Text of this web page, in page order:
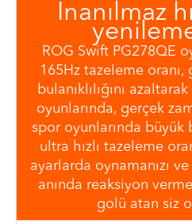
İnanılmaz
ROG Swift PG278QE
165Hz tazeleme
bulanıklılığını
oyunlarında, gerçek
spor oyunlarında büyük
ultra hızlı tazeleme
ayarlarda oynamanızı
anında reaksiyon
golü atan siz